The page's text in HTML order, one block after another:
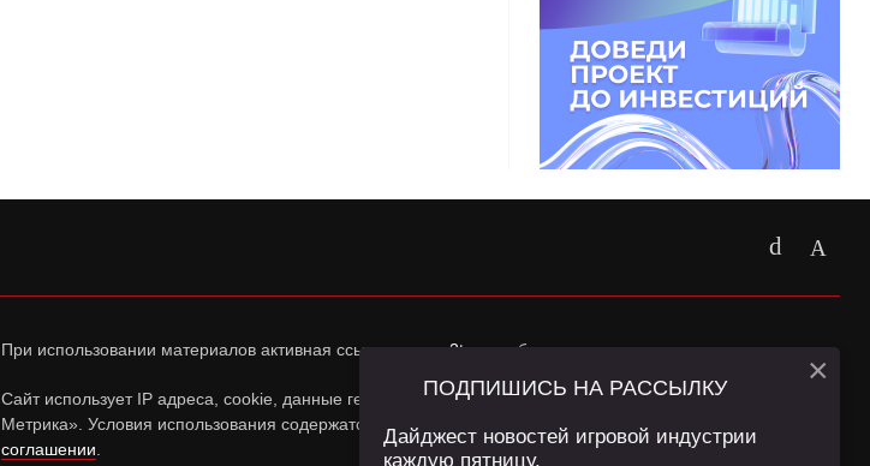
При использовании материалов активная ссылка наapp2top.ruобязательна.
Сайт использует IP адреса, cookie, данные геолокации Пользователей сайта и сервис «Яндекс
Метрика». Условия использования содержатся в
Политике конфиденциальностии
соглашении
ПОДПИШИСЬ НА РАССЫЛКУ
Дайджест новостей игровой индустрии
каждую пятницу.
×